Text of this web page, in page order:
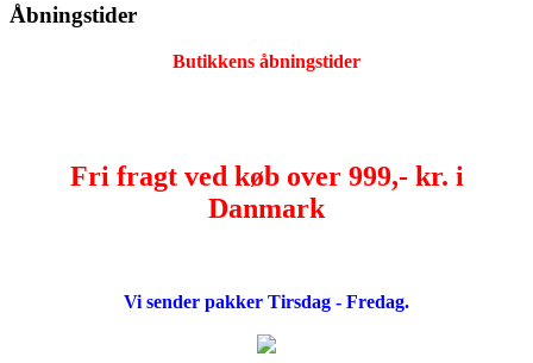
Åbningstider
Butikkens åbningstider
Fri fragt ved køb over 999,- kr. i
Danmark
Vi sender pakker Tirsdag - Fredag.